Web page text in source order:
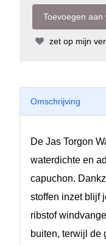
zet op mijn
Omschrijving
De Jas Torgon
waterdichte en
capuchon.
stoffen inzet blijf
ribstof
buiten, terwijl de